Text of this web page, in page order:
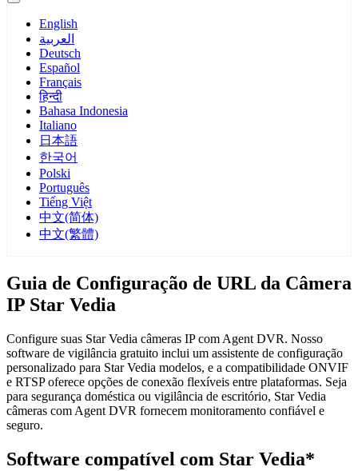
English
العربية
Deutsch
Español
Français
हिन्दी
Bahasa Indonesia
Italiano
日本語
한국어
Polski
Português
Tiếng Việt
中文(简体)
中文(繁體)
Guia de Configuração de URL da Câmera
IP Star Vedia
Configure suas Star Vedia câmeras IP com Agent DVR. Nosso
software de vigilância gratuito inclui um assistente de configuração
personalizado para Star Vedia modelos, e a compatibilidade ONVIF
e RTSP oferece opções de conexão flexíveis entre plataformas. Seja
para segurança doméstica ou vigilância de escritório, Star Vedia
câmeras com Agent DVR fornecem monitoramento confiável e
seguro.
Software compatível com Star Vedia*